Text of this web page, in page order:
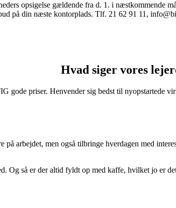
opsigelse gældende fra d. 1. i næstkommende
på din næste kontorplads. Tlf. 21 62 91 11,
Hvad siger vores
priser. Henvender sig bedst til nyopstartede
arbejdet, men også tilbringe hverdagen med
Og så er der altid fyldt op med kaffe, hvilket jo er